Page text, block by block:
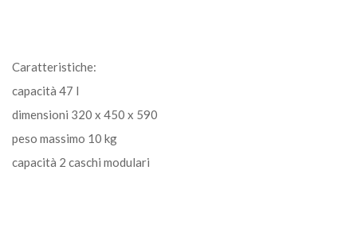
Caratteristiche:
capacità 47 l
dimensioni 320 x 450 x 590
peso massimo 10 kg
capacità 2 caschi modulari